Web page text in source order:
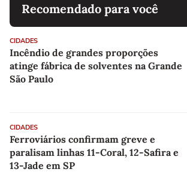
Recomendado para você
CIDADES
Incêndio de grandes proporções
atinge fábrica de solventes na Grande
São Paulo
CIDADES
Ferroviários confirmam greve e
paralisam linhas 11-Coral, 12-Safira e
13-Jade em SP